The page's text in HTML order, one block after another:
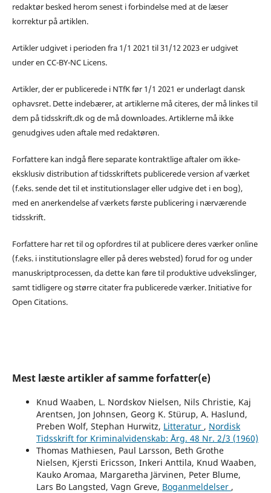
redaktør besked herom senest i forbindelse med at de læser
korrektur på artiklen.
Artikler udgivet i perioden fra 1/1 2021 til 31/12 2023 er udgivet
under en CC-BY-NC Licens.
Artikler, der er publicerede i NTfK før 1/1 2021 er underlagt dansk
ophavsret. Dette indebærer, at artiklerne må citeres, der må linkes til
dem på tidsskrift.dk og de må downloades. Artiklerne må ikke
genudgives uden aftale med redaktøren.
Forfattere kan indgå flere separate kontraktlige aftaler om ikke-
eksklusiv distribution af tidsskriftets publicerede version af værket
(f.eks. sende det til et institutionslager eller udgive det i en bog),
med en anerkendelse af værkets første publicering i nærværende
tidsskrift.
Forfattere har ret til og opfordres til at publicere deres værker online
(f.eks. i institutionslagre eller på deres websted) forud for og under
manuskriptprocessen, da dette kan føre til produktive udvekslinger,
samt tidligere og større citater fra publicerede værker. Initiative for
Open Citations.
Mest læste artikler af samme forfatter(e)
Knud Waaben, L. Nordskov Nielsen, Nils Christie, Kaj
Arentsen, Jon Johnsen, Georg K. Stürup, A. Haslund,
Preben Wolf, Stephan Hurwitz, Litteratur , Nordisk
Tidsskrift for Kriminalvidenskab: Årg. 48 Nr. 2/3 (1960)
Thomas Mathiesen, Paul Larsson, Beth Grothe
Nielsen, Kjersti Ericsson, Inkeri Anttila, Knud Waaben,
Kauko Aromaa, Margaretha Järvinen, Peter Blume,
Lars Bo Langsted, Vagn Greve, Boganmeldelser ,